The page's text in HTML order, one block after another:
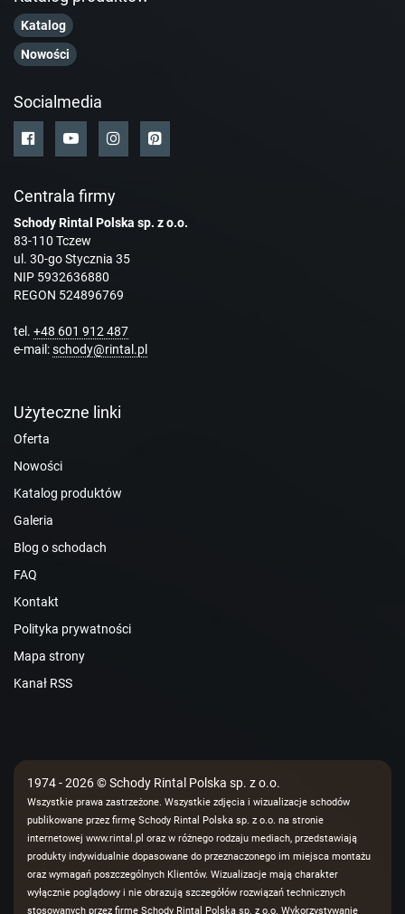
Katalog
Nowości
Socialmedia
Centrala firmy
Schody Rintal Polska sp. z o.o.
83-110 Tczew
ul. 30-go Stycznia 35
NIP 5932636880
REGON 524896769
tel. +48 601 912 487
e-mail:schody@rintal.pl
Użyteczne linki
Oferta
Nowości
Katalog produktów
Galeria
Blog o schodach
FAQ
Kontakt
Polityka prywatności
Mapa strony
Kanał RSS
1974 - 2026 © Schody Rintal Polska sp. z o.o.
Wszystkie prawa zastrzeżone. Wszystkie zdjęcia i wizualizacje schodów
publikowane przez firmę Schody Rintal Polska sp. z o.o. na stronie
internetowej www.rintal.pl oraz w różnego rodzaju mediach, przedstawiają
produkty indywidualnie dopasowane do przeznaczonego im miejsca montażu
oraz wymagań poszczególnych Klientów. Wizualizacje mają charakter
wyłącznie poglądowy i nie obrazują szczegółów rozwiązań technicznych
stosowanych przez firmę Schody Rintal Polska sp. z o.o. Wykorzystywanie